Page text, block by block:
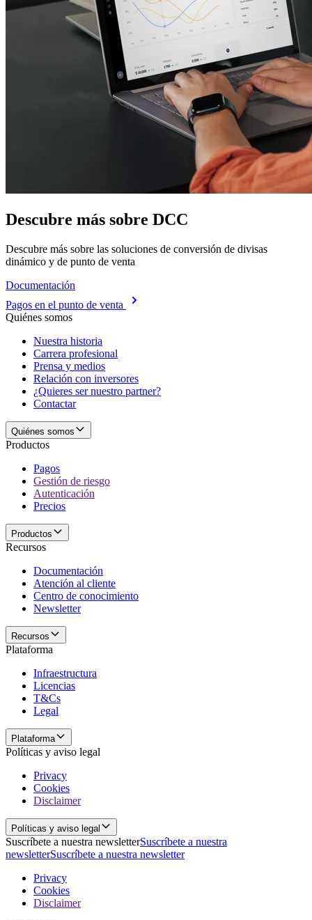
Descubre más sobre DCC
Descubre más sobre las soluciones de conversión de divisas
dinámico y de punto de venta
Documentación
Pagos en el punto de venta
Quiénes somos
Nuestra historia
Carrera profesional
Prensa y medios
Relación con inversores
¿Quieres ser nuestro partner?
Contactar
Quiénes somos
Productos
Pagos
Gestión de riesgo
Autenticación
Precios
Productos
Recursos
Documentación
Atención al cliente
Centro de conocimiento
Newsletter
Recursos
Plataforma
Infraestructura
Licencias
T&Cs
Legal
Plataforma
Políticas y aviso legal
Privacy
Cookies
Disclaimer
Políticas y aviso legal
Suscríbete a nuestra newsletterSuscríbete a nuestra
newsletterSuscríbete a nuestra newsletter
Privacy
Cookies
Disclaimer